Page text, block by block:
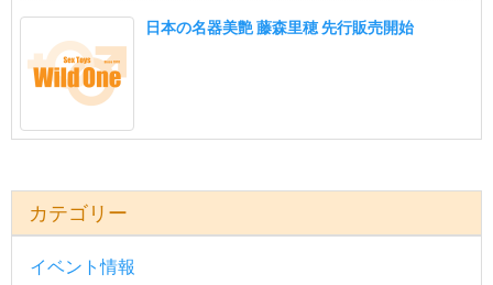
日本の名器美艶 藤森里穂 先行販売開始
カテゴリー
イベント情報